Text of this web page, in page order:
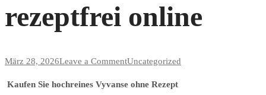
rezeptfrei online
März 28, 2026Leave a Commenton
Sie
Uncategorized
Kaufen Sie hochreines Vyvanse ohne Rezept